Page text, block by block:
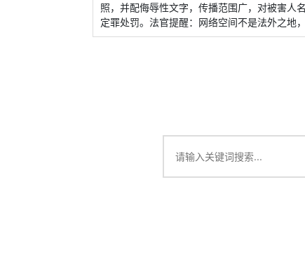
照，并配侮辱性文字，传播范围广，对被害人
定罪处罚。法官提醒：网络空间不是法外之地